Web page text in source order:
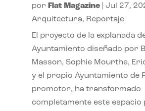
por Flat Magazine| Jul 27,
Arquitectura, Reportaje
El proyecto de la explanada
Ayuntamiento diseñado por
Masson, Sophie Mourthe,
y el propio Ayuntamiento de
promotor, ha transformado
completamente este espacio